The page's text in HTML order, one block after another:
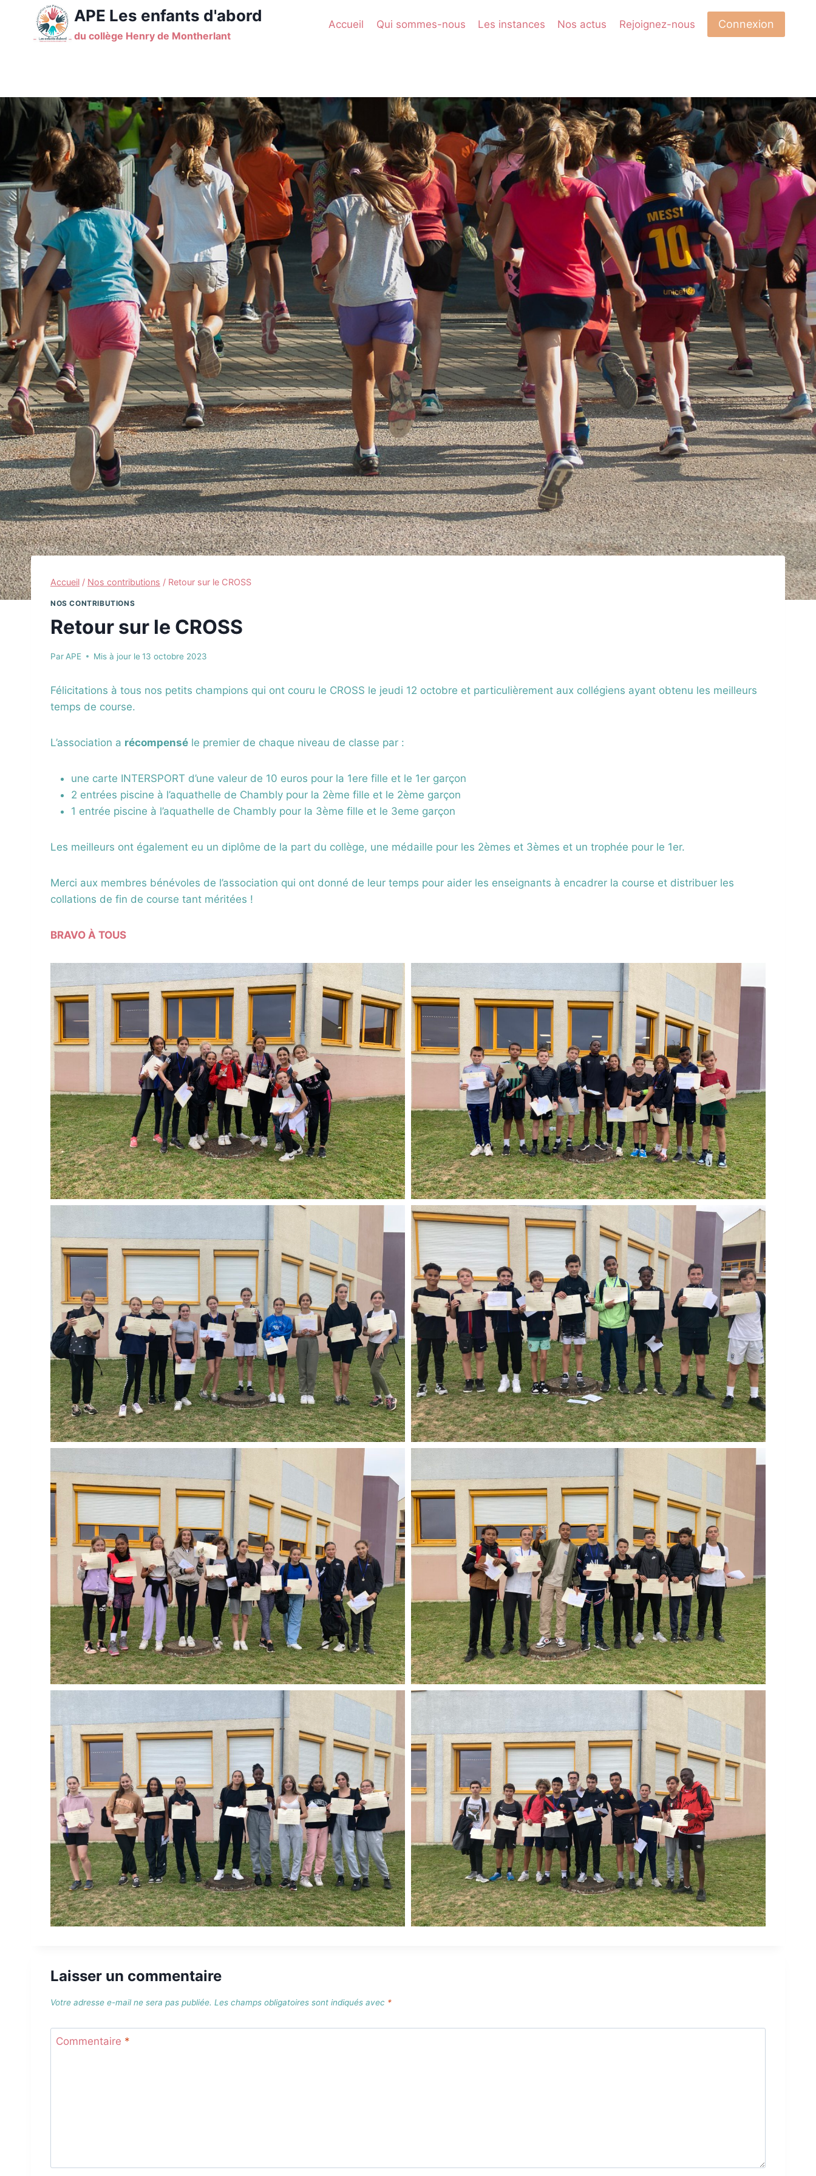
contenu
APE Les enfants d'abord
du collège Henry de Montherlant
Accueil Qui sommes-nous Les instances Nos actus Rejoignez-nous Connexion
Accueil / Nos contributions / Retour sur le CROSS
NOS CONTRIBUTIONS
Retour sur le CROSS
Par APE Mis à jour le 13 octobre 2023
Félicitations à tous nos petits champions qui ont couru le CROSS le jeudi 12 octobre et particulièrement aux collégiens ayant obtenu les meilleurs
temps de course.
L’association a récompensé le premier de chaque niveau de classe par :
une carte INTERSPORT d’une valeur de 10 euros pour la 1ere fille et le 1er garçon
2 entrées piscine à l’aquathelle de Chambly pour la 2ème fille et le 2ème garçon
1 entrée piscine à l’aquathelle de Chambly pour la 3ème fille et le 3eme garçon
Les meilleurs ont également eu un diplôme de la part du collège, une médaille pour les 2èmes et 3èmes et un trophée pour le 1er.
Merci aux membres bénévoles de l’association qui ont donné de leur temps pour aider les enseignants à encadrer la course et distribuer les
collations de fin de course tant méritées !
BRAVO À TOUS
Laisser un commentaire
Votre adresse e-mail ne sera pas publiée. Les champs obligatoires sont indiqués avec *
Commentaire *